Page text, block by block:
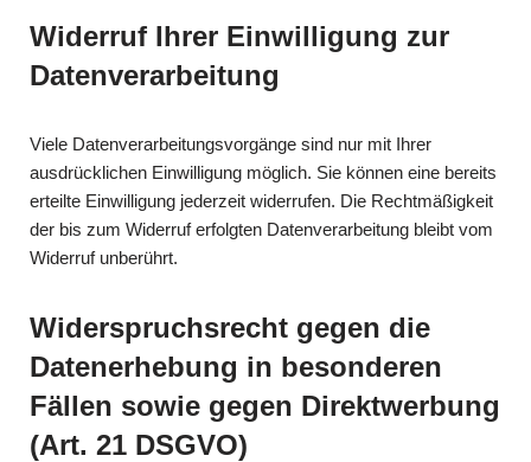
Widerruf Ihrer Einwilligung zur
Datenverarbeitung
Viele Datenverarbeitungsvorgänge sind nur mit Ihrer
ausdrücklichen Einwilligung möglich. Sie können eine bereits
erteilte Einwilligung jederzeit widerrufen. Die Rechtmäßigkeit
der bis zum Widerruf erfolgten Datenverarbeitung bleibt vom
Widerruf unberührt.
Widerspruchsrecht gegen die
Datenerhebung in besonderen
Fällen sowie gegen Direktwerbung
(Art. 21 DSGVO)